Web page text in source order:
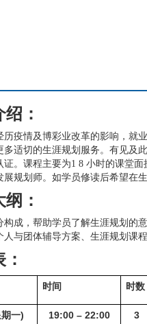
：
历疫情及博彩业改革的影响，就
多适切的生涯规划服务。有见及
证。课程主要为1 8 小时的课堂
展规划师。如学员修读后希望在
：
构成，帮助学员了解生涯规划的
人与团体辅导方案、生涯规划课
时间 时数
一) 19:00 – 22:00 3